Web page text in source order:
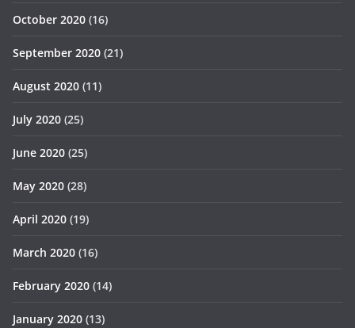
October 2020 (16)
September 2020 (21)
August 2020 (11)
July 2020 (25)
June 2020 (25)
May 2020 (28)
April 2020 (19)
March 2020 (16)
February 2020 (14)
January 2020 (13)